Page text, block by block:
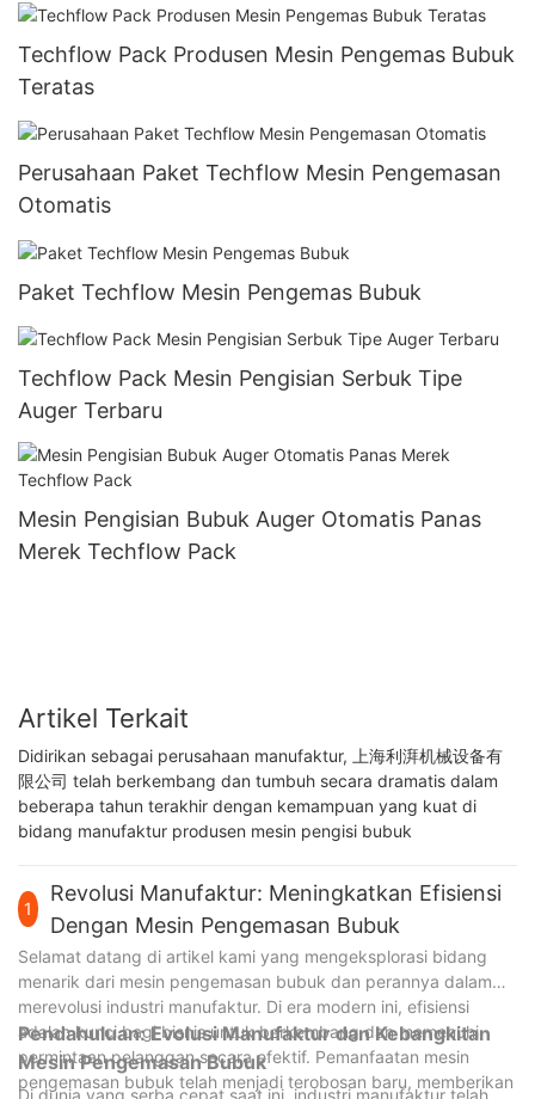
Techflow Pack Produsen Mesin Pengemas Bubuk
Teratas
Perusahaan Paket Techflow Mesin Pengemasan
Otomatis
Paket Techflow Mesin Pengemas Bubuk
Techflow Pack Mesin Pengisian Serbuk Tipe
Auger Terbaru
Mesin Pengisian Bubuk Auger Otomatis Panas
Merek Techflow Pack
Artikel Terkait
Didirikan sebagai perusahaan manufaktur, 上海利湃机械设备有
限公司 telah berkembang dan tumbuh secara dramatis dalam
beberapa tahun terakhir dengan kemampuan yang kuat di
bidang manufaktur produsen mesin pengisi bubuk
1
Revolusi Manufaktur: Meningkatkan Efisiensi
Dengan Mesin Pengemasan Bubuk
Selamat datang di artikel kami yang mengeksplorasi bidang
menarik dari mesin pengemasan bubuk dan perannya dalam
merevolusi industri manufaktur. Di era modern ini, efisiensi
adalah kunci bagi bisnis untuk berkembang dan memenuhi
permintaan pelanggan secara efektif. Pemanfaatan mesin
pengemasan bubuk telah menjadi terobosan baru, memberikan
Pendahuluan: Evolusi Manufaktur dan Kebangkitan
Mesin Pengemasan Bubuk